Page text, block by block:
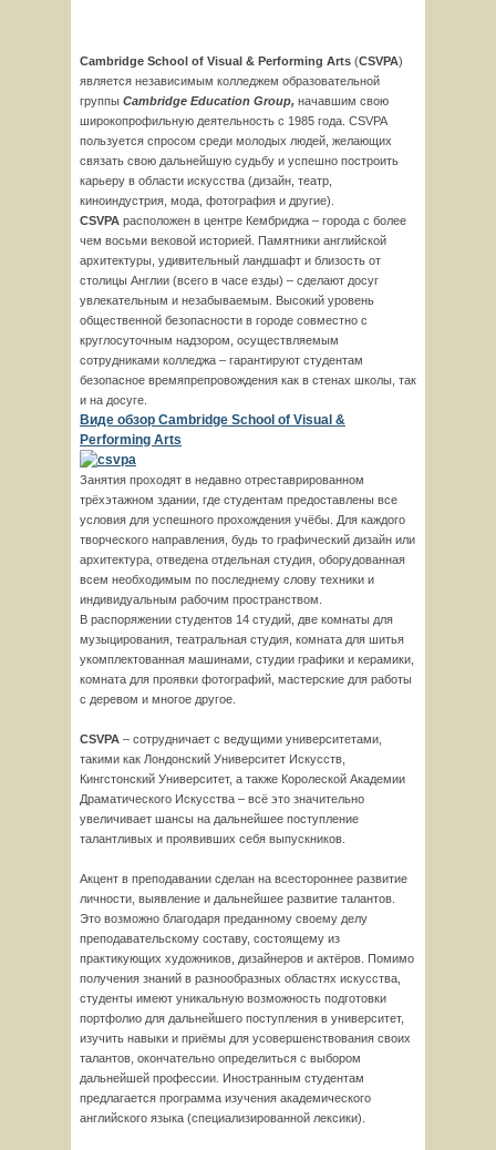
Cambridge School of Visual & Performing Arts (CSVPA)
является независимым колледжем образовательной
группы Cambridge Education Group, начавшим свою
широкопрофильную деятельность с 1985 года. CSVPA
пользуется спросом среди молодых людей, желающих
связать свою дальнейшую судьбу и успешно построить
карьеру в области искусства (дизайн, театр,
киноиндустрия, мода, фотография и другие).
CSVPA расположен в центре Кембриджа – города с более
чем восьми вековой историей. Памятники английской
архитектуры, удивительный ландшафт и близость от
столицы Англии (всего в часе езды) – сделают досуг
увлекательным и незабываемым. Высокий уровень
общественной безопасности в городе совместно с
круглосуточным надзором, осуществляемым
сотрудниками колледжа – гарантируют студентам
безопасное времяпрепровождения как в стенах школы, так
и на досуге.
Виде обзор Cambridge School of Visual &
Performing Arts
Занятия проходят в недавно отреставрированном
трёхэтажном здании, где студентам предоставлены все
условия для успешного прохождения учёбы. Для каждого
творческого направления, будь то графический дизайн или
архитектура, отведена отдельная студия, оборудованная
всем необходимым по последнему слову техники и
индивидуальным рабочим пространством.
В распоряжении студентов 14 студий, две комнаты для
музыцирования, театральная студия, комната для шитья
укомплектованная машинами, студии графики и керамики,
комната для проявки фотографий, мастерские для работы
с деревом и многое другое.
CSVPA – сотрудничает с ведущими университетами,
такими как Лондонский Университет Искусств,
Кингстонский Университет, а также Королеской Академии
Драматического Искусства – всё это значительно
увеличивает шансы на дальнейшее поступление
талантливых и проявивших себя выпускников.
Акцент в преподавании сделан на всестороннее развитие
личности, выявление и дальнейшее развитие талантов.
Это возможно благодаря преданному своему делу
преподавательскому составу, состоящему из
практикующих художников, дизайнеров и актёров. Помимо
получения знаний в разнообразных областях искусства,
студенты имеют уникальную возможность подготовки
портфолио для дальнейшего поступления в университет,
изучить навыки и приёмы для усовершенствования своих
талантов, окончательно определиться с выбором
дальнейшей профессии. Иностранным студентам
предлагается программа изучения академического
английского языка (специализированной лексики).